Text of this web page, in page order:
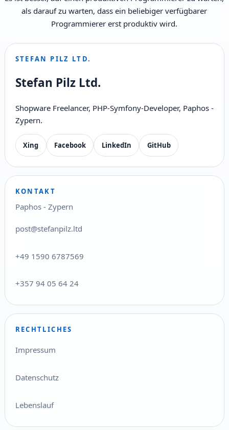
als darauf zu warten, dass ein beliebiger verfügbarer
Programmierer erst produktiv wird.
STEFAN PILZ LTD.
Stefan Pilz Ltd.
Shopware Freelancer, PHP-Symfony-Developer, Paphos -
Zypern.
Xing Facebook LinkedIn GitHub
KONTAKT
Paphos - Zypern
post@stefanpilz.ltd
+49 1590 6787569
+357 94 05 64 24
RECHTLICHES
Impressum
Datenschutz
Lebenslauf